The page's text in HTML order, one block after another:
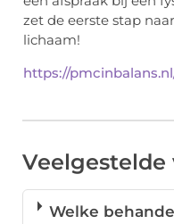
zet de eerste stap
lichaam!
https://
Veelgestelde
Welke